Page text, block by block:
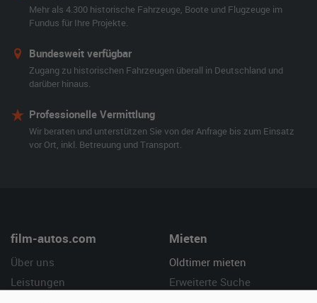
Mehr als 4.300 historische Fahrzeuge, Boote und Flugzeuge im
Fundus für Ihre Projekte.
Bundesweit verfügbar
Zugang zu historischen Fahrzeugen überall in Deutschland und
darüber hinaus.
Professionelle Vermittlung
Wir beraten und unterstützen Sie von der Anfrage bis zum Einsatz
vor Ort, inkl. Betreuung und Transport.
film-autos.com
Über uns
Leistungen
Mieten
Oldtimer mieten
Erweiterte Suche